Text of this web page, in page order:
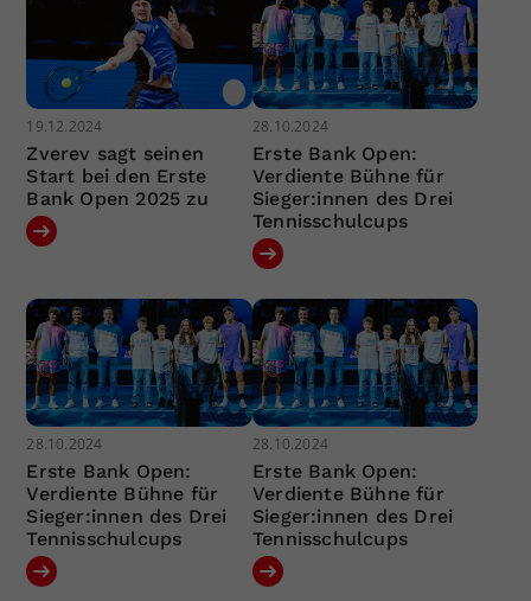
19.12.2024
Zverev sagt seinen
Start bei den Erste
Bank Open 2025 zu
28.10.2024
Erste Bank Open:
Verdiente Bühne für
Sieger:innen des Drei
Tennisschulcups
28.10.2024
Erste Bank Open:
Verdiente Bühne für
Sieger:innen des Drei
Tennisschulcups
28.10.2024
Erste Bank Open:
Verdiente Bühne für
Sieger:innen des Drei
Tennisschulcups